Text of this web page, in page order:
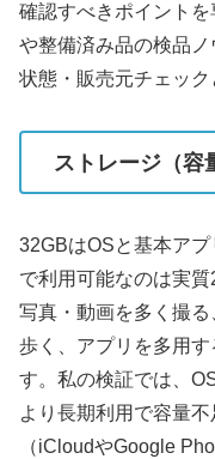
確認すべきポイント
や整備済み品の検品
状態・販売元チェック
ストレージ（容
32GBはOSと基本ア
で利用可能なのは実質
写真・動画を多く撮
歩く、アプリを多用
す。私の検証では、
より長期利用で容量
（iCloudやGoogle